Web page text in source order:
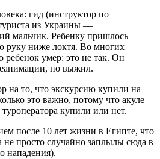
гид (инструктор по
из Украины —
мальчик. Ребенку пришлось
руку ниже локтя. Во многих
ребенок умер: это не так. Он
но выжил.
то, что экскурсию купили на
это важно, потому что акуле
купили или нет.
после 10 лет жизни в Египте, что
не просто случайно заплылы сюда в
нападения).